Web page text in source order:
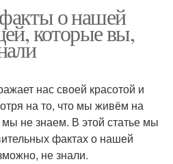
о нашей
которые вы,
нас своей красотой и
на то, что мы живём на
не знаем. В этой статье мы
фактах о нашей
не знали.